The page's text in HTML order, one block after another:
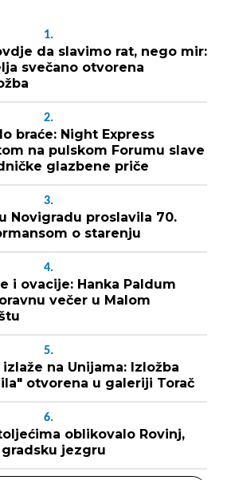
1.
da slavimo rat, nego mir:
svečano otvorena
2.
braće: Night Express
na pulskom Forumu slave
glazbene priče
3.
Novigradu proslavila 70.
o starenju
4.
i ovacije: Hanka Paldum
večer u Malom
5.
na Unijama: Izložba
otvorena u galeriji Torač
6.
oblikovalo Rovinj,
jezgru